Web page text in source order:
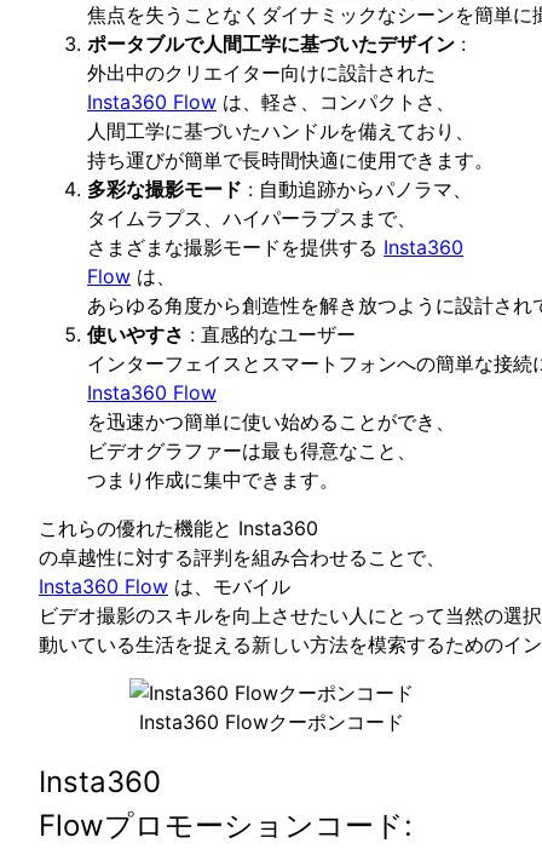
焦点を失うことなくダイナミックなシーンを簡単に
ポータブルで人間工学に基づいたデザイン :
外出中のクリエイター向けに設計された
Insta360 Flow は、軽さ、コンパクトさ、
人間工学に基づいたハンドルを備えており、
持ち運びが簡単で長時間快適に使用できます。
多彩な撮影モード : 自動追跡からパノラマ、
タイムラプス、ハイパーラプスまで、
さまざまな撮影モードを提供する Insta360
Flow は、
あらゆる角度から創造性を解き放つように設計され
使いやすさ : 直感的なユーザー
インターフェイスとスマートフォンへの簡単な接続
Insta360 Flow
を迅速かつ簡単に使い始めることができ、
ビデオグラファーは最も得意なこと、
つまり作成に集中できます。
これらの優れた機能と Insta360
の卓越性に対する評判を組み合わせることで、
Insta360 Flow は、モバイル
ビデオ撮影のスキルを向上させたい人にとって当然の選
動いている生活を捉える新しい方法を模索するためのイ
Insta360 Flowクーポンコード
Insta360
Flowプロモーションコード: